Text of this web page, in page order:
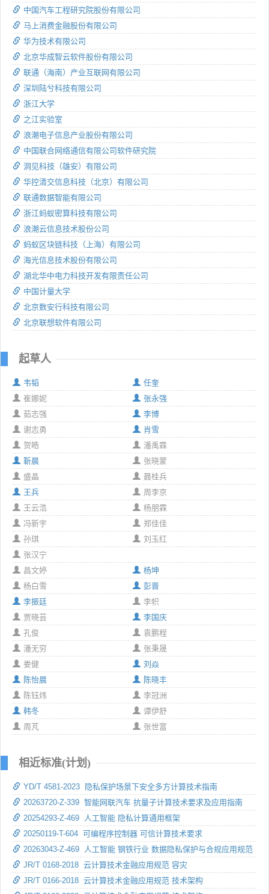
中国汽车工程研究院股份有限公司
马上消费金融股份有限公司
华为技术有限公司
北京华成智云软件股份有限公司
联通（海南）产业互联网有限公司
深圳陆兮科技有限公司
浙江大学
之江实验室
浪潮电子信息产业股份有限公司
中国联合网络通信有限公司软件研究院
洞见科技（雄安）有限公司
华控清交信息科技（北京）有限公司
联通数据智能有限公司
浙江蚂蚁密算科技有限公司
浪潮云信息技术股份公司
蚂蚁区块链科技（上海）有限公司
海光信息技术股份有限公司
湖北华中电力科技开发有限责任公司
中国计量大学
北京数安行科技有限公司
北京联想软件有限公司
起草人
韦韬
任奎
崔娜妮
张永强
茹志强
李博
谢志勇
肖雪
贺皓
潘禹霖
靳晨
张晓蒙
盛晶
聂桂兵
王兵
周李京
王云浩
杨朋霖
冯新宇
郑佳佳
孙琪
刘玉红
张汉宁
昌文婷
杨坤
杨白雪
彭晋
李振廷
李帜
贾晓芸
李国庆
孔俊
袁鹏程
潘无穷
张秉晟
娄健
刘焱
陈怡晨
陈晓丰
陈钰炜
李冠洲
韩冬
谭伊舒
周芃
张世富
相近标准(计划)
YD/T 4581-2023 隐私保护场景下安全多方计算技术指南
20263720-Z-339 智能网联汽车 抗量子计算技术要求及应用指南
20254293-Z-469 人工智能 隐私计算通用框架
20250119-T-604 可编程序控制器 可信计算技术要求
20263043-Z-469 人工智能 钢铁行业 数据隐私保护与合规应用规范
JR/T 0168-2018 云计算技术金融应用规范 容灾
JR/T 0166-2018 云计算技术金融应用规范 技术架构